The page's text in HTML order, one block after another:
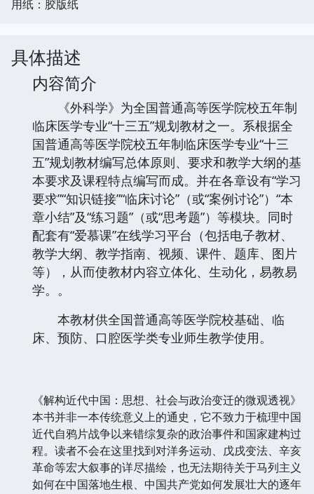
用纸：胶版纸
具体描述
内容简介
《外科学》为全国普通高等医学院校五年制
临床医学专业“十三五”规划教材之一。系根据全
国普通高等医学院校五年制临床医学专业“十三
五”规划教材编写总体原则、要求和教学大纲的基
本要求及课程特点编写而成。并在各章设有“学习
要求”“知识链接”“临床讨论”（或“案例讨论”）“本
章小结”及“练习题”（或“思考题”）等模块。同时
配套有“爱慕课”在线学习平台（包括电子教材、
教学大纲、教学指南、视频、课件、题库、图片
等），从而使教材内容立体化、生动化，易教易
学。。
本教材供全国普通高等医学院校基础、临
床、预防、口腔医学类专业师生教学使用。
《解构近代中国：思想、社会与政治变迁的微观透视》
本书并非一本传统意义上的通史，它不致力于梳理中国
近代自鸦片战争以来错综复杂的政治事件和国家建构过
程。读者不会在这里找到对洋务运动、戊戌变法、辛亥
革命等宏大叙事的详尽描绘，也无法期待关于马列主义
如何在中国落地生根、中国共产党如何发展壮大的逐年